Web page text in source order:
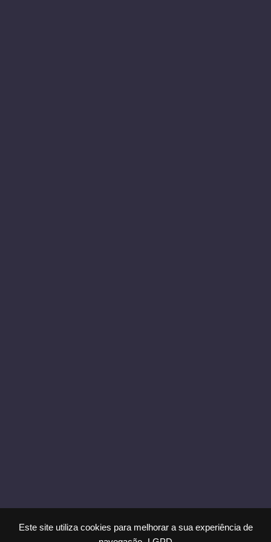
Este site utiliza cookies para melhorar a sua experiência de
EM BREVE